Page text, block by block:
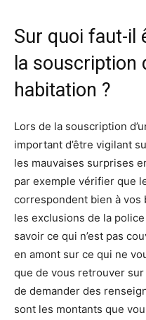
Sur quoi faut-il
la souscription
habitation ?
Lors de la souscription
important d’être vigilant
les mauvaises surprises
par exemple vérifier que
correspondent bien à
les exclusions de la
savoir ce qui n’est pas
en amont sur ce qui ne
que de vous retrouver sur
de demander des
sont les montants que